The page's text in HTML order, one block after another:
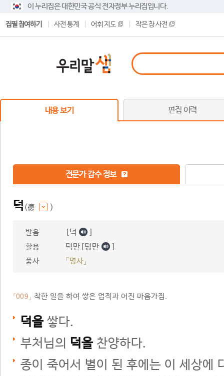
이 누리집은 대한민국 공식 전자정부 누리집입니다.
집필 참여하기 사전 통계 어휘 지도 작은 창 사전
내용 보기 편집 이력
전문가 감수 정보
덕 (德 )
발음 [덕 ]
활용 덕만[덩만 ]
품사 「명사」
「009」 착한 일을 하여 쌓은 업적과 어진 마음가짐.
덕을 쌓다.
부처님의 덕을 찬양하다.
종이 죽어서 별이 된 후에는 이 세상에